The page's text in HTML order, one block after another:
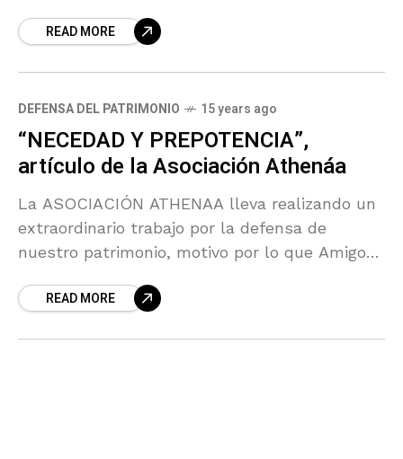
visita ambientada,
READ MORE
DEFENSA DEL PATRIMONIO 15 years ago
“NECEDAD Y PREPOTENCIA”,
artículo de la Asociación Athenáa
La ASOCIACIÓN ATHENAA lleva realizando un
extraordinario trabajo por la defensa de
nuestro patrimonio, motivo por lo que Amigos
“Alcazaba” 2010. Reproducimos un
READ MORE